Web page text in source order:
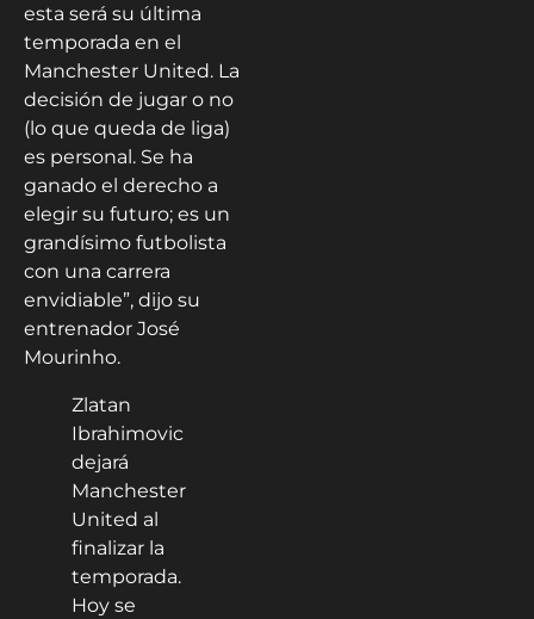
esta será su última
temporada en el
Manchester United. La
decisión de jugar o no
(lo que queda de liga)
es personal. Se ha
ganado el derecho a
elegir su futuro; es un
grandísimo futbolista
con una carrera
envidiable”, dijo su
entrenador José
Mourinho.
Zlatan
Ibrahimovic
dejará
Manchester
United al
finalizar la
temporada.
Hoy se